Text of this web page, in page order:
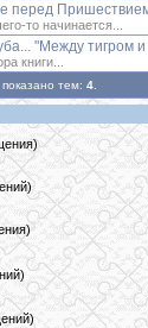
перед
то начинается...
"Между тигром
книги...
показано тем:4